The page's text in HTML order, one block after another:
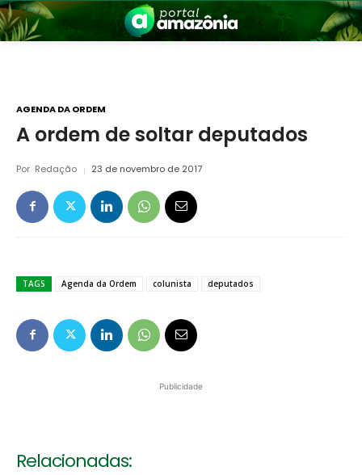
AGENDA DA ORDEM
A ordem de soltar deputados
Por Redação 23 de novembro de 2017
TAGS Agenda da Ordem colunista deputados
Publicidade
Relacionadas: